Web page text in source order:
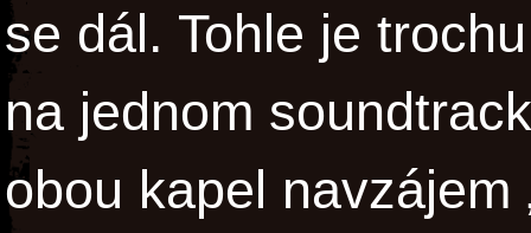
se dál. Tohle je
na jednom
obou kapel navzájem